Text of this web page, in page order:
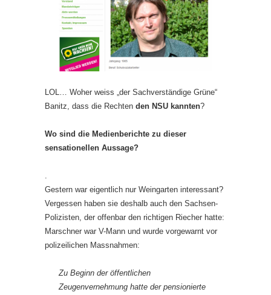
LOL… Woher weiss „der Sachverständige Grüne“
Banitz, dass die Rechten den NSU kannten?
Wo sind die Medienberichte zu dieser
sensationellen Aussage?
Gestern war eigentlich nur Weingarten interessant?
Vergessen haben sie deshalb auch den Sachsen-
Polizisten, der offenbar den richtigen Riecher hatte:
Marschner war V-Mann und wurde vorgewarnt vor
polizeilichen Massnahmen:
Zu Beginn der öffentlichen
Zeugenvernehmung hatte der pensionierte